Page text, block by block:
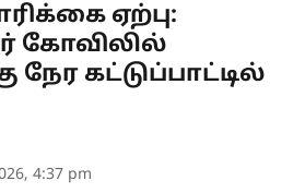
ஏற்பு:
கோவிலில்
நேர கட்டுப்பாட்டில்
4:37 pm